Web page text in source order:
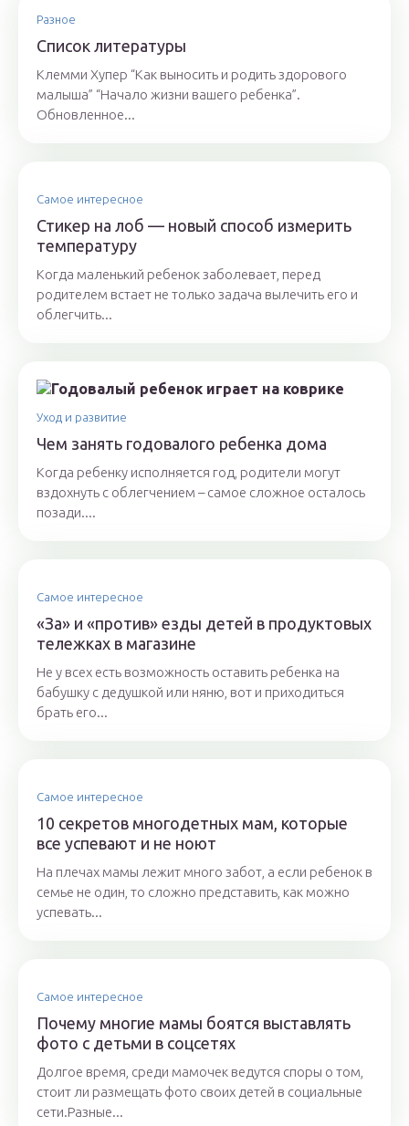
Разное
Список литературы
Клемми Хупер “Как выносить и родить здорового
малыша” “Начало жизни вашего ребенка”.
Обновленное...
Самое интересное
Стикер на лоб — новый способ измерить
температуру
Когда маленький ребенок заболевает, перед
родителем встает не только задача вылечить его и
облегчить...
Уход и развитие
Чем занять годовалого ребенка дома
Когда ребенку исполняется год, родители могут
вздохнуть с облегчением – самое сложное осталось
позади....
Самое интересное
«За» и «против» езды детей в продуктовых
тележках в магазине
Не у всех есть возможность оставить ребенка на
бабушку с дедушкой или няню, вот и приходиться
брать его...
Самое интересное
10 секретов многодетных мам, которые
все успевают и не ноют
На плечах мамы лежит много забот, а если ребенок в
семье не один, то сложно представить, как можно
успевать...
Самое интересное
Почему многие мамы боятся выставлять
фото с детьми в соцсетях
Долгое время, среди мамочек ведутся споры о том,
стоит ли размещать фото своих детей в социальные
сети.Разные...